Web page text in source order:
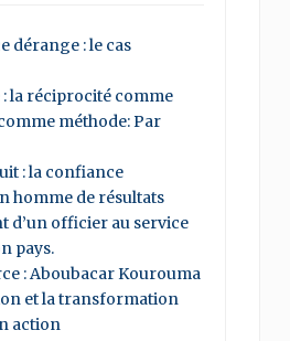
dérange : le cas
la réciprocité comme
méthode: Par
: la confiance
homme de résultats
d’un officier au service
pays.
: Aboubacar Kourouma
et la transformation
action